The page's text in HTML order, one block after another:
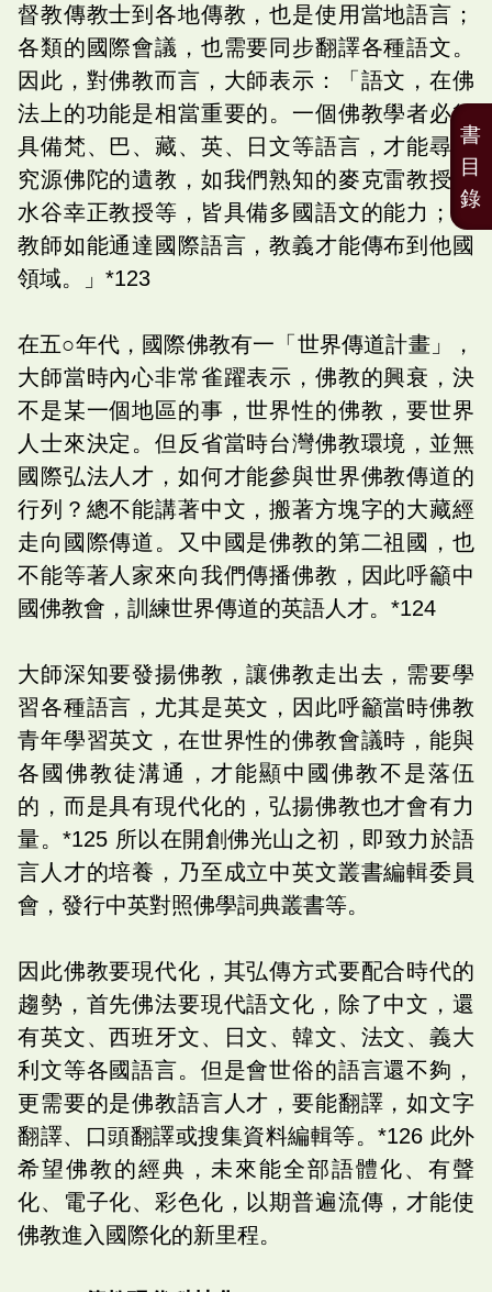
督教傳教士到各地傳教，也是使用當地語言；
各類的國際會議，也需要同步翻譯各種語文。
因此，對佛教而言，大師表示：「語文，在佛
法上的功能是相當重要的。一個佛教學者必須
具備梵、巴、藏、英、日文等語言，才能尋根
究源佛陀的遺教，如我們熟知的麥克雷教授、
水谷幸正教授等，皆具備多國語文的能力；布
教師如能通達國際語言，教義才能傳布到他國
領域。」*123
在五○年代，國際佛教有一「世界傳道計畫」，
大師當時內心非常雀躍表示，佛教的興衰，決
不是某一個地區的事，世界性的佛教，要世界
人士來決定。但反省當時台灣佛教環境，並無
國際弘法人才，如何才能參與世界佛教傳道的
行列？總不能講著中文，搬著方塊字的大藏經
走向國際傳道。又中國是佛教的第二祖國，也
不能等著人家來向我們傳播佛教，因此呼籲中
國佛教會，訓練世界傳道的英語人才。*124
大師深知要發揚佛教，讓佛教走出去，需要學
習各種語言，尤其是英文，因此呼籲當時佛教
青年學習英文，在世界性的佛教會議時，能與
各國佛教徒溝通，才能顯中國佛教不是落伍
的，而是具有現代化的，弘揚佛教也才會有力
量。*125 所以在開創佛光山之初，即致力於語
言人才的培養，乃至成立中英文叢書編輯委員
會，發行中英對照佛學詞典叢書等。
因此佛教要現代化，其弘傳方式要配合時代的
趨勢，首先佛法要現代語文化，除了中文，還
有英文、西班牙文、日文、韓文、法文、義大
利文等各國語言。但是會世俗的語言還不夠，
更需要的是佛教語言人才，要能翻譯，如文字
翻譯、口頭翻譯或搜集資料編輯等。*126 此外
希望佛教的經典，未來能全部語體化、有聲
化、電子化、彩色化，以期普遍流傳，才能使
佛教進入國際化的新里程。
書
目
錄